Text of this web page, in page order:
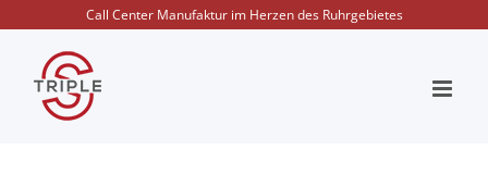
Inhalt
springen
Call Center Manufaktur im Herzen des Ruhrgebietes